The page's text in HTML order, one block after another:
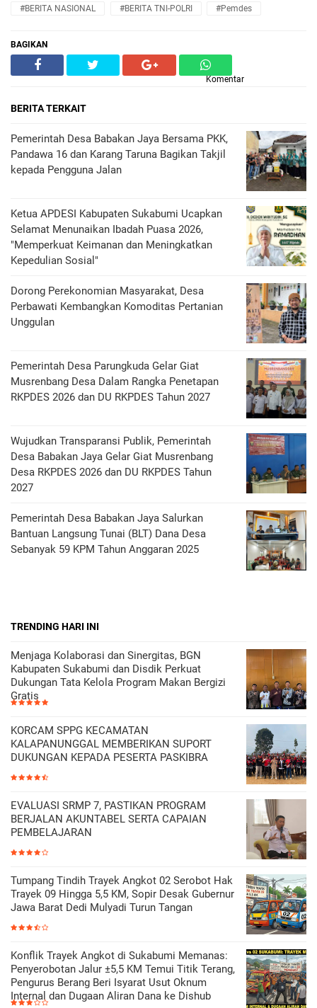
#BERITA NASIONAL #BERITA TNI-POLRI #Pemdes
BAGIKAN
Komentar
BERITA TERKAIT
Pemerintah Desa Babakan Jaya Bersama PKK,
Pandawa 16 dan Karang Taruna Bagikan Takjil
kepada Pengguna Jalan
Ketua APDESI Kabupaten Sukabumi Ucapkan
Selamat Menunaikan Ibadah Puasa 2026,
"Memperkuat Keimanan dan Meningkatkan
Kepedulian Sosial"
Dorong Perekonomian Masyarakat, Desa
Perbawati Kembangkan Komoditas Pertanian
Unggulan
Pemerintah Desa Parungkuda Gelar Giat
Musrenbang Desa Dalam Rangka Penetapan
RKPDES 2026 dan DU RKPDES Tahun 2027
Wujudkan Transparansi Publik, Pemerintah
Desa Babakan Jaya Gelar Giat Musrenbang
Desa RKPDES 2026 dan DU RKPDES Tahun
2027
Pemerintah Desa Babakan Jaya Salurkan
Bantuan Langsung Tunai (BLT) Dana Desa
Sebanyak 59 KPM Tahun Anggaran 2025
TRENDING HARI INI
Menjaga Kolaborasi dan Sinergitas, BGN
Kabupaten Sukabumi dan Disdik Perkuat
Dukungan Tata Kelola Program Makan Bergizi
Gratis
KORCAM SPPG KECAMATAN
KALAPANUNGGAL MEMBERIKAN SUPORT
DUKUNGAN KEPADA PESERTA PASKIBRA
EVALUASI SRMP 7, PASTIKAN PROGRAM
BERJALAN AKUNTABEL SERTA CAPAIAN
PEMBELAJARAN
Tumpang Tindih Trayek Angkot 02 Serobot Hak
Trayek 09 Hingga 5,5 KM, Sopir Desak Gubernur
Jawa Barat Dedi Mulyadi Turun Tangan
Konflik Trayek Angkot di Sukabumi Memanas:
Penyerobotan Jalur ±5,5 KM Temui Titik Terang,
Pengurus Berang Beri Isyarat Usut Oknum
Internal dan Dugaan Aliran Dana ke Dishub